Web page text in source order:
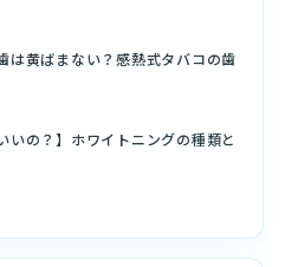
は黄ばまない？感熱式タバコの歯
いの？】ホワイトニングの種類と